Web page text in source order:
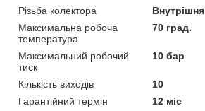
Різьба колектора
Внутрішня
Максимальна робоча
температура
70 град.
Максимальний робочий
тиск
10 бар
Кількість виходів
10
Гарантійний термін
12 міс